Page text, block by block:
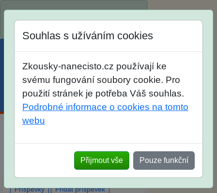
Menu Účet Košík
na SŠ? Vaše ohlasy po skutečných
přijímacích zkouškách
Souhlas s užíváním cookies
Zkousky-nanecisto.cz používají ke
svému fungování soubory cookie. Pro
použití stránek je potřeba Váš souhlas.
Podrobné informace o cookies na tomto
webu
Přijmout vše Pouze funkční
Příspěvky Přidat příspěvek